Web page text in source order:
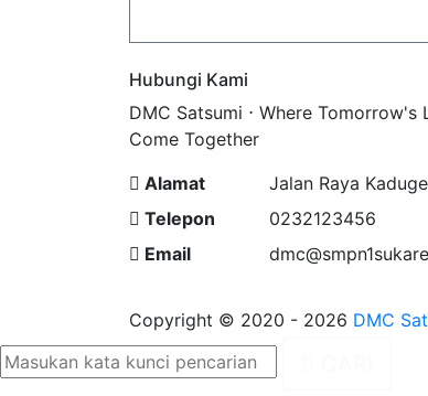
Hubungi Kami
DMC Satsumi ⋅ Where Tomorrow's
Come Together
Alamat
Jalan Raya
Telepon
0232123456
Email
Copyright © 2020 - 2026 DMC